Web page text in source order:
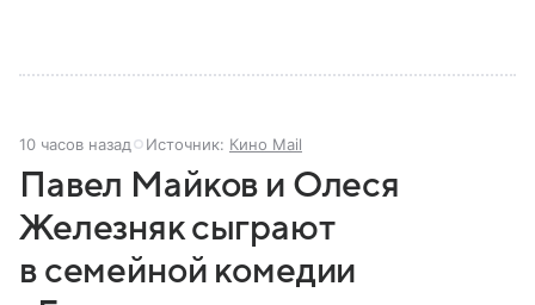
10 часов назад Источник: Кино Mail
Павел Майков и Олеся
Железняк сыграют
в семейной комедии